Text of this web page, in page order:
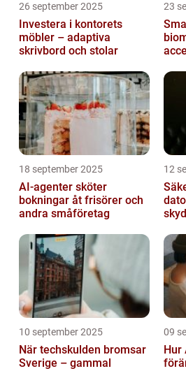
26 september 2025
Investera i kontorets
möbler – adaptiva
skrivbord och stolar
23
18 september 2025
AI-agenter sköter
bokningar åt frisörer och
andra småföretag
12
10 september 2025
När techskulden bromsar
Sverige – gammal
09
Hur